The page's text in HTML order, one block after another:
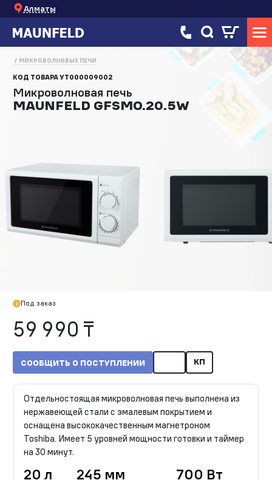
Алматы
МИКРОВОЛНОВЫЕ ПЕЧИ
КОД ТОВАРАУТ000009002
Микроволновая печь
MAUNFELD GFSMO.20.5W
Под заказ
59 990 ₸
СООБЩИТЬ О ПОСТУПЛЕНИИ КП
Отдельностоящая микроволновая печь выполнена из
нержавеющей стали с эмалевым покрытием и
оснащена высококачественным магнетроном
Toshiba. Имеет 5 уровней мощности готовки и таймер
на 30 минут.
20 л 245 мм 700 Вт